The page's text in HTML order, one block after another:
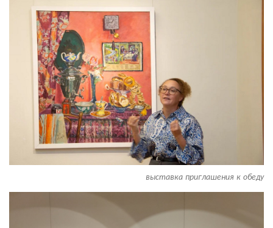
выставка приглашения к обеду